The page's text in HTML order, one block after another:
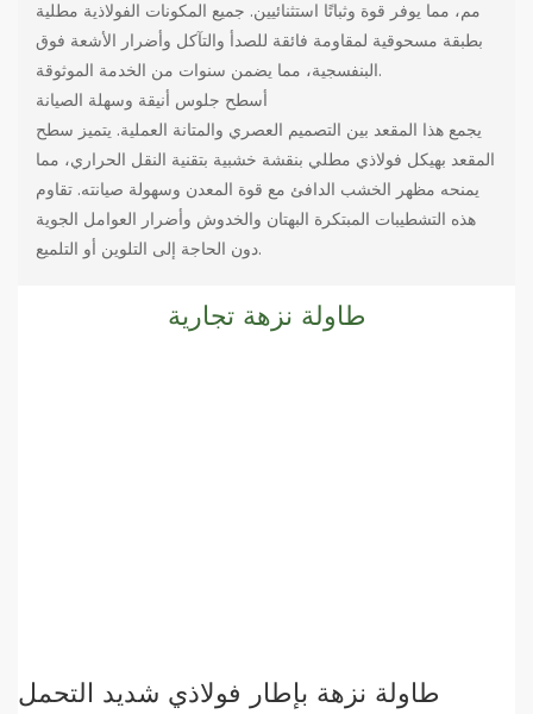
مم، مما يوفر قوة وثباتًا استثنائيين. جميع المكونات الفولاذية مطلية
بطبقة مسحوقية لمقاومة فائقة للصدأ والتآكل وأضرار الأشعة فوق
البنفسجية، مما يضمن سنوات من الخدمة الموثوقة.
أسطح جلوس أنيقة وسهلة الصيانة
يجمع هذا المقعد بين التصميم العصري والمتانة العملية. يتميز سطح
المقعد بهيكل فولاذي مطلي بنقشة خشبية بتقنية النقل الحراري، مما
يمنحه مظهر الخشب الدافئ مع قوة المعدن وسهولة صيانته. تقاوم
هذه التشطيبات المبتكرة البهتان والخدوش وأضرار العوامل الجوية
دون الحاجة إلى التلوين أو التلميع.
طاولة نزهة تجارية
طاولة نزهة بإطار فولاذي شديد التحمل